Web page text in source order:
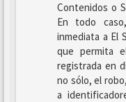
Contenidos o
En todo
inmediata a El
que permita
registrada en
no sólo, el
a